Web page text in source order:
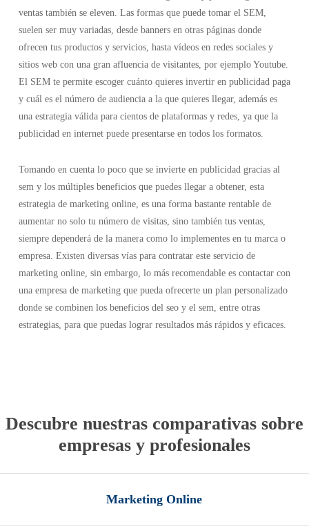
ventas también se eleven. Las formas que puede tomar el SEM,
suelen ser muy variadas, desde banners en otras páginas donde
ofrecen tus productos y servicios, hasta vídeos en redes sociales y
sitios web con una gran afluencia de visitantes, por ejemplo Youtube.
El SEM te permite escoger cuánto quieres invertir en publicidad paga
y cuál es el número de audiencia a la que quieres llegar, además es
una estrategia válida para cientos de plataformas y redes, ya que la
publicidad en internet puede presentarse en todos los formatos.
Tomando en cuenta lo poco que se invierte en publicidad gracias al
sem y los múltiples beneficios que puedes llegar a obtener, esta
estrategia de marketing online, es una forma bastante rentable de
aumentar no solo tu número de visitas, sino también tus ventas,
siempre dependerá de la manera como lo implementes en tu marca o
empresa. Existen diversas vías para contratar este servicio de
marketing online, sin embargo, lo más recomendable es contactar con
una empresa de marketing que pueda ofrecerte un plan personalizado
donde se combinen los beneficios del seo y el sem, entre otras
estrategias, para que puedas lograr resultados más rápidos y eficaces.
Descubre nuestras comparativas sobre
empresas y profesionales
Marketing Online